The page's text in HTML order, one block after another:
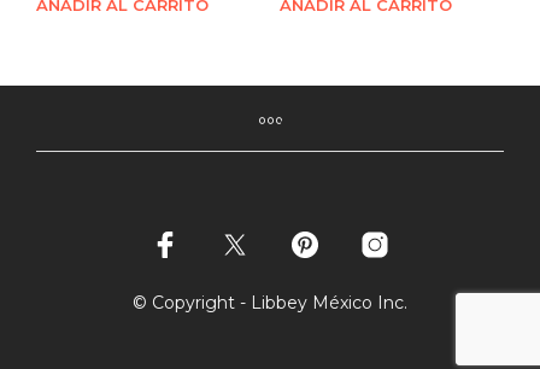
AÑADIR AL CARRITO
AÑADIR AL CARRITO
© Copyright - Libbey México Inc.